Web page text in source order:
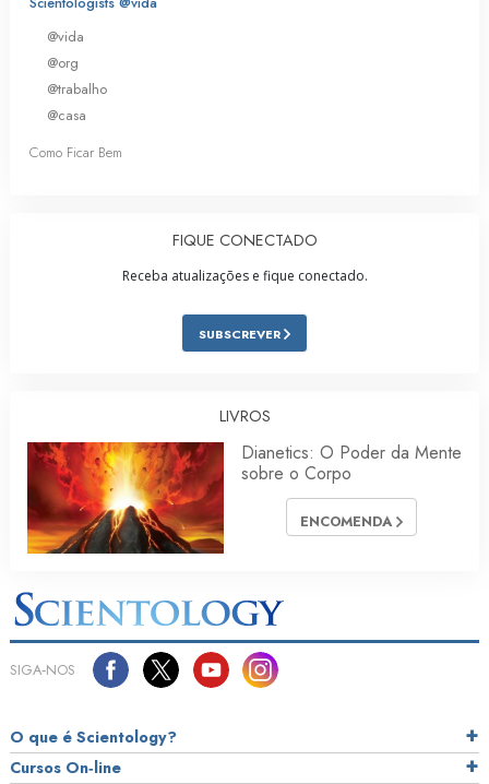
@vida
@org
@trabalho
@casa
Como Ficar Bem
FIQUE CONECTADO
Receba atualizações e fique conectado.
SUBSCREVER
LIVROS
Dianetics: O Poder da Mente
sobre o Corpo
ENCOMENDA
SIGA‑NOS
O que é Scientology?
Cursos On‑line